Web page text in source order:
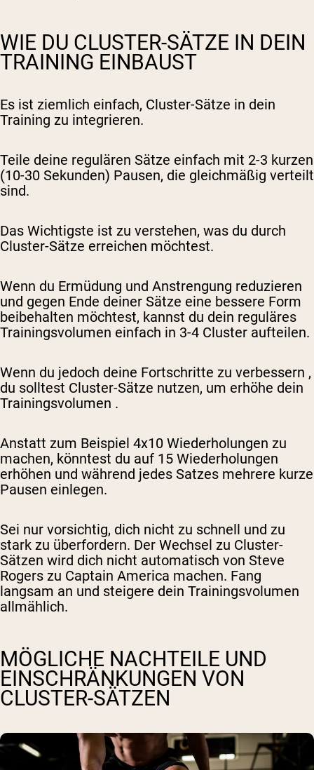
WIE DU CLUSTER-SÄTZE IN DEIN
TRAINING EINBAUST
Es ist ziemlich einfach, Cluster-Sätze in dein
Training zu integrieren.
Teile deine regulären Sätze einfach mit 2-3 kurzen
(10-30 Sekunden) Pausen, die gleichmäßig verteilt
sind.
Das Wichtigste ist zu verstehen, was du durch
Cluster-Sätze erreichen möchtest.
Wenn du Ermüdung und Anstrengung reduzieren
und gegen Ende deiner Sätze eine bessere Form
beibehalten möchtest, kannst du dein reguläres
Trainingsvolumen einfach in 3-4 Cluster aufteilen.
Wenn du jedoch deine Fortschritte zu verbessern ,
du solltest Cluster-Sätze nutzen, um erhöhe dein
Trainingsvolumen .
Anstatt zum Beispiel 4x10 Wiederholungen zu
machen, könntest du auf 15 Wiederholungen
erhöhen und während jedes Satzes mehrere kurze
Pausen einlegen.
Sei nur vorsichtig, dich nicht zu schnell und zu
stark zu überfordern. Der Wechsel zu Cluster-
Sätzen wird dich nicht automatisch von Steve
Rogers zu Captain America machen. Fang
langsam an und steigere dein Trainingsvolumen
allmählich.
MÖGLICHE NACHTEILE UND
EINSCHRÄNKUNGEN VON
CLUSTER-SÄTZEN